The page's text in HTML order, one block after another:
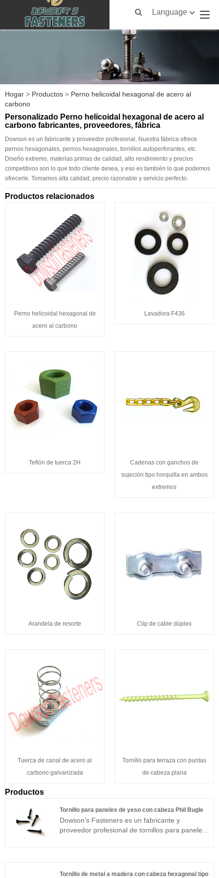
Language
Hogar > Productos > Perno helicoidal hexagonal de acero al
carbono
Personalizado Perno helicoidal hexagonal de acero al
carbono fabricantes, proveedores, fábrica
Dowson es un fabricante y proveedor profesional. Nuestra fábrica ofrece
pernos hexagonales, pernos hexagonales, tornillos autoperforantes, etc.
Diseño extremo, materias primas de calidad, alto rendimiento y precios
competitivos son lo que todo cliente desea, y eso es también lo que podemos
ofrecerle. Tomamos alta calidad, precio razonable y servicio perfecto.
Productos relacionados
Perno helicoidal hexagonal de
acero al carbono
Lavadora F436
Teflón de tuerca 2H
Cadenas con ganchos de
sujeción tipo horquilla en ambos
extremos
Arandela de resorte Clip de cable dúplex
Tuerca de canal de acero al
carbono galvanizada
Tornillo para terraza con puntas
de cabeza plana
Productos
Tornillo para paneles de yeso con cabeza Phil Bugle
Dowson's Fasteners es un fabricante y
proveedor profesional de tornillos para paneles
Tornillo de metal a madera con cabeza hexagonal tipo